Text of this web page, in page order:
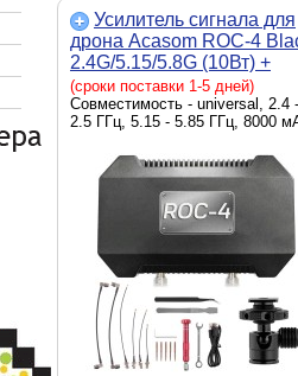
Усилитель сигнала для
дрона Acasom ROC-4
2.4G/5.15/5.8G (10Вт) +
кріплення до штативу
(ROC-4 Black)
(сроки поставки 1-5 дней)
Совместимость - universal, 2.4 -
2.5 ГГц, 5.15 - 5.85 ГГц, 8000